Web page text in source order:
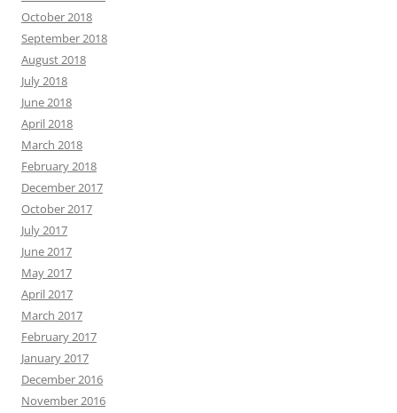
October 2018
September 2018
August 2018
July 2018
June 2018
April 2018
March 2018
February 2018
December 2017
October 2017
July 2017
June 2017
May 2017
April 2017
March 2017
February 2017
January 2017
December 2016
November 2016